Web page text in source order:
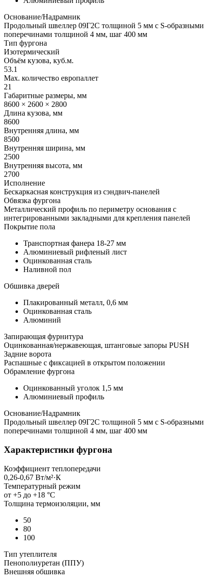
Основание/Надрамник
Продольный швеллер 09Г2С толщиной 5 мм с S-образными
поперечинами толщиной 4 мм, шаг 400 мм
Тип фургона
Изотермический
Объём кузова, куб.м.
53.1
Max. количество европаллет
21
Габаритные размеры, мм
8600 × 2600 × 2800
Длина кузова, мм
8600
Внутренняя длина, мм
8500
Внутренняя ширина, мм
2500
Внутренняя высота, мм
2700
Исполнение
Бескаркасная конструкция из сэндвич-панелей
Обвязка фургона
Металлический профиль по периметру основания с
интегрированными закладными для крепления панелей
Покрытие пола
Транспортная фанера 18-27 мм
Алюминиевый рифленый лист
Оцинкованная сталь
Наливной пол
Обшивка дверей
Плакированный металл, 0,6 мм
Оцинкованная сталь
Алюминий
Запирающая фурнитура
Оцинкованная/нержавеющая, штанговые запоры PUSH
Задние ворота
Распашные с фиксацией в открытом положении
Обрамление фургона
Оцинкованный уголок 1,5 мм
Алюминиевый профиль
Основание/Надрамник
Продольный швеллер 09Г2С толщиной 5 мм с S-образными
поперечинами толщиной 4 мм, шаг 400 мм
Характеристики фургона
Коэффициент теплопередачи
0,26-0,67 Вт/м²·К
Температурный режим
от +5 до +18 °C
Толщина термоизоляции, мм
50
80
100
Тип утеплителя
Пенополиуретан (ППУ)
Внешняя обшивка